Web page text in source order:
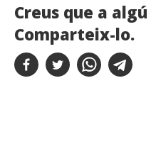
Creus que a
Comparteix-lo.